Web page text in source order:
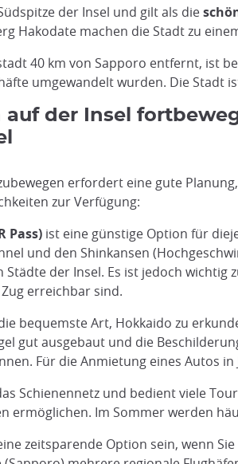
der Insel und gilt als die
Hakodate machen die Stadt zu
40 km von Sapporo entfernt, ist
umgewandelt wurden. Die
auf der Insel
erfordert eine gute
zur Verfügung:
Pass) ist eine günstige Option für
und den Shinkansen
der Insel. Es ist jedoch wichtig
erreichbar sind.
bequemste Art, Hokkaido zu
gut ausgebaut und die
Für die Anmietung eines Autos
Schienennetz und bedient viele
ermöglichen. Im Sommer werden
zeitsparende Option sein, wenn